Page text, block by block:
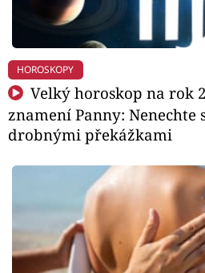
HOROSKOPY
Velký horoskop na rok
znamení Panny: Nenechte
drobnými překážkami